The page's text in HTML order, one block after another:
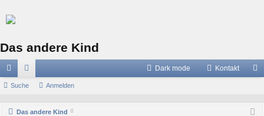
Das andere Kind
ch or
Dark mode Kontakt
Suche Anmelden
Das andere Kind